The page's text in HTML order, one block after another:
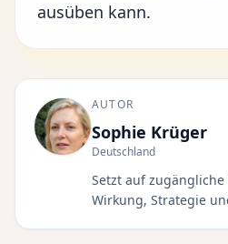
ausüben kann.
AUTOR
Sophie Krüger
Deutschland
Setzt auf
Wirkung, Strategie